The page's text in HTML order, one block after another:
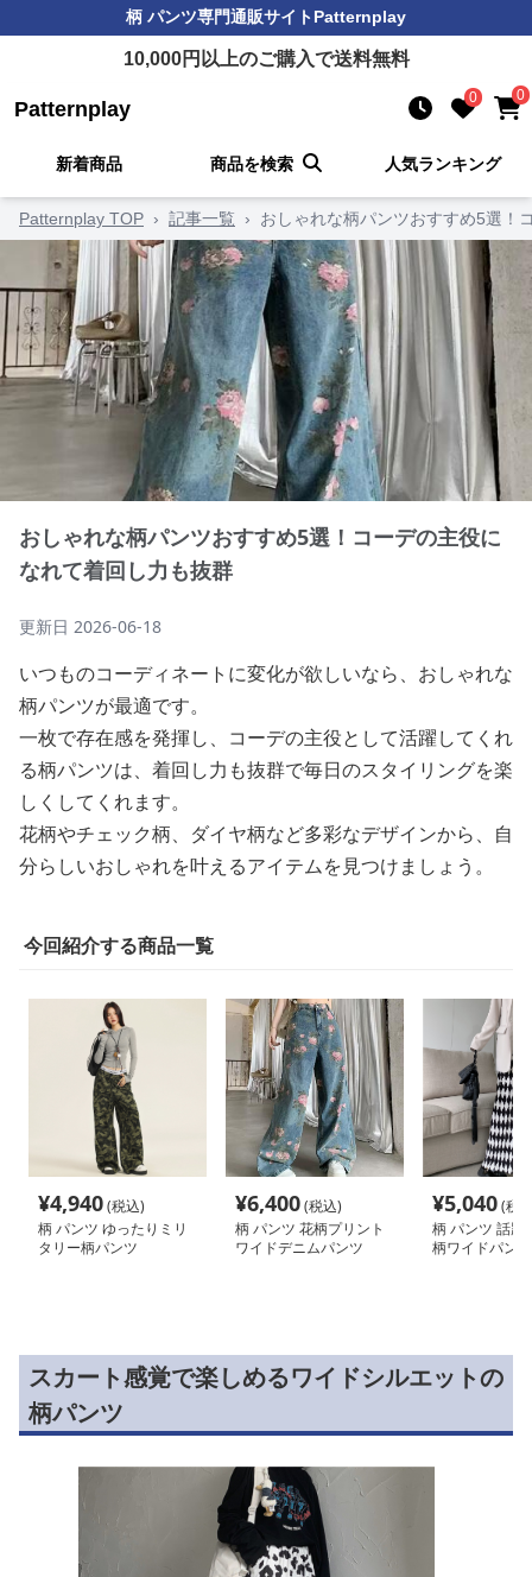
柄 パンツ専門通販サイトPatternplay
10,000円以上のご購入で送料無料
Patternplay 0 0
新着商品 商品を検索 人気ランキング
Patternplay TOP › 記事一覧 › おしゃれな柄パンツおすすめ5選！
おしゃれな柄パンツおすすめ5選！コーデの主役に
なれて着回し力も抜群
更新日 2026-06-18
いつものコーディネートに変化が欲しいなら、おしゃれな
柄パンツが最適です。
一枚で存在感を発揮し、コーデの主役として活躍してくれ
る柄パンツは、着回し力も抜群で毎日のスタイリングを楽
しくしてくれます。
花柄やチェック柄、ダイヤ柄など多彩なデザインから、自
分らしいおしゃれを叶えるアイテムを見つけましょう。
今回紹介する商品一覧
¥4,940(税込)
柄 パンツ ゆったりミリ
タリー柄パンツ
¥6,400(税込)
柄 パンツ 花柄プリント
ワイドデニムパンツ
¥5,040(税
柄 パンツ 話題
柄ワイドパン
スカート感覚で楽しめるワイドシルエットの
柄パンツ